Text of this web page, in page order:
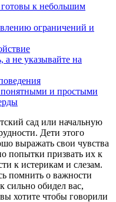
готовы к небольшим
ограничений и
а не указывайте на
и простыми
сад или начальную
Дети этого
выражать свои чувства
попытки призвать их к
к истерикам и слезам.
помнить о важности
сильно обидел вас,
хотите чтобы говорили